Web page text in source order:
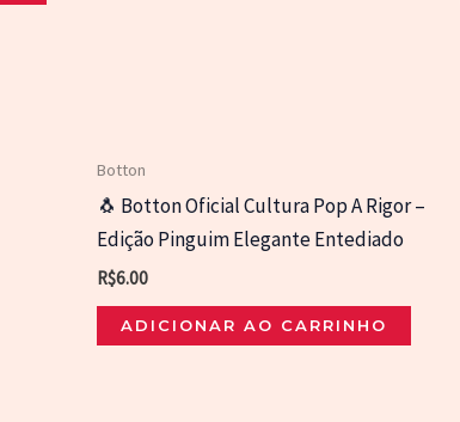
Botton
🐧 Botton Oficial Cultura Pop A Rigor –
Edição Pinguim Elegante Entediado
R$6.00
ADICIONAR AO CARRINHO